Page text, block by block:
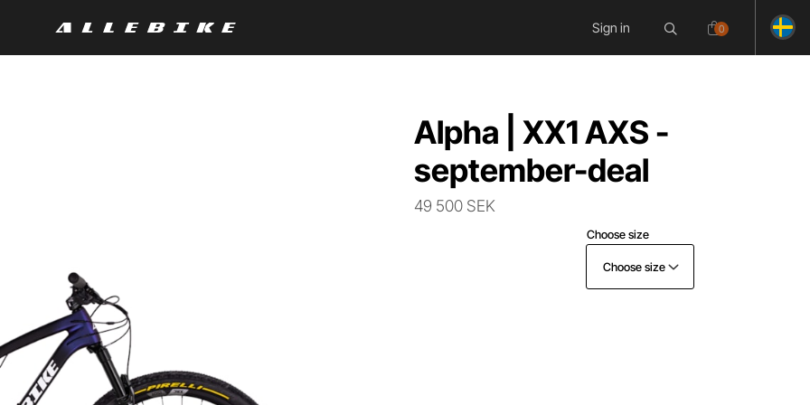
Sign in 0
Alpha | XX1 AXS -
september-deal
49 500 SEK
Choose size
Choose size